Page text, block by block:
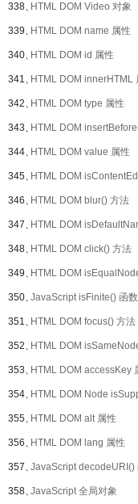
338、HTML DOM Video 对象
339、HTML DOM name 属性
340、HTML DOM id 属性
341、HTML DOM innerHTML
342、HTML DOM type 属性
343、HTML DOM
344、HTML DOM value 属性
345、HTML DOM
346、HTML DOM blur() 方法
347、HTML DOM
348、HTML DOM click() 方法
349、HTML DOM
350、JavaScript isFinite() 函数
351、HTML DOM focus() 方法
352、HTML DOM
353、HTML DOM accessKey
354、HTML DOM Node
355、HTML DOM alt 属性
356、HTML DOM lang 属性
357、JavaScript decodeURI()
358、JavaScript 全局对象